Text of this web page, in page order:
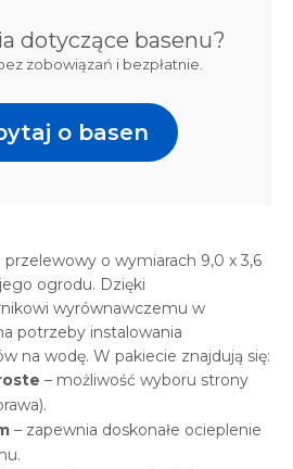
o wymiarach 9,0 x 3,6
ogrodu. Dzięki
wyrównawczemu w
potrzeby instalowania
na wodę. W pakiecie znajdują się:
– możliwość wyboru strony
– zapewnia doskonałe ocieplenie
dotyczące basenu?
zobowiązań i bezpłatnie.
o basen